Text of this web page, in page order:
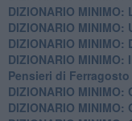
DIZIONARIO MINIMO:
DIZIONARIO
DIZIONARIO MINIMO:
DIZIONARIO MINIMO:
Pensieri di Ferragosto
DIZIONARIO
DIZIONARIO